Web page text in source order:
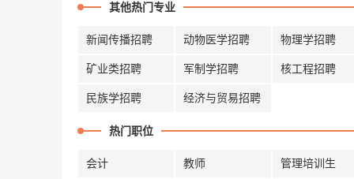
其他热门专业
新闻传播招聘 动物医学招聘 物理学招聘
矿业类招聘 军制学招聘 核工程招聘
民族学招聘 经济与贸易招聘
热门职位
会计 教师 管理培训生